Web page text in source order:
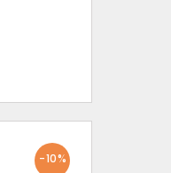
-10%